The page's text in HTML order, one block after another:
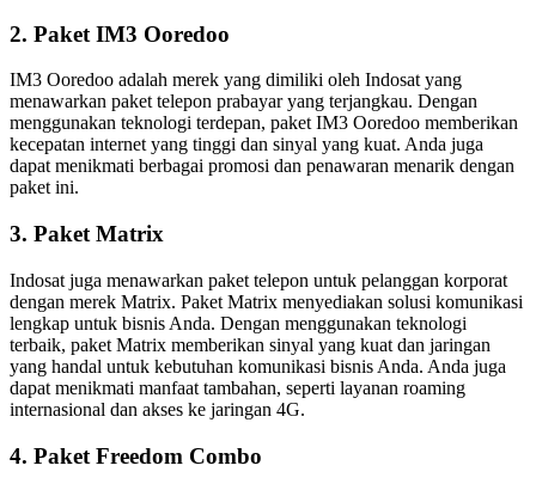
2. Paket IM3 Ooredoo
IM3 Ooredoo adalah merek yang dimiliki oleh Indosat yang
menawarkan paket telepon prabayar yang terjangkau. Dengan
menggunakan teknologi terdepan, paket IM3 Ooredoo memberikan
kecepatan internet yang tinggi dan sinyal yang kuat. Anda juga
dapat menikmati berbagai promosi dan penawaran menarik dengan
paket ini.
3. Paket Matrix
Indosat juga menawarkan paket telepon untuk pelanggan korporat
dengan merek Matrix. Paket Matrix menyediakan solusi komunikasi
lengkap untuk bisnis Anda. Dengan menggunakan teknologi
terbaik, paket Matrix memberikan sinyal yang kuat dan jaringan
yang handal untuk kebutuhan komunikasi bisnis Anda. Anda juga
dapat menikmati manfaat tambahan, seperti layanan roaming
internasional dan akses ke jaringan 4G.
4. Paket Freedom Combo